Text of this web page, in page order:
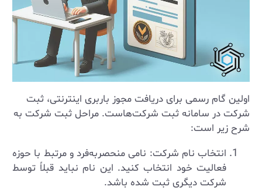
اولین گام رسمی برای دریافت مجوز باربری اینترنتی، ثبت
شرکت در سامانه ثبت شرکت‌هاست. مراحل ثبت شرکت به
شرح زیر است:
انتخاب نام شرکت: نامی منحصربه‌فرد و مرتبط با حوزه
فعالیت خود انتخاب کنید. این نام نباید قبلاً توسط
شرکت دیگری ثبت شده باشد.